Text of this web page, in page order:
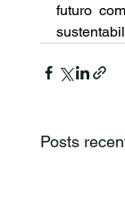
futuro
Posts